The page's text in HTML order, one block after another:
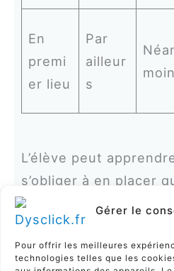
Gérer le
Pour offrir les meilleures
technologies telles que les
En
premi
er lieu
Par
ailleur
s
L’élève peut
s’obliger à en placer
Les connecteurs ne
idées, mais ils
lisible. Pour un